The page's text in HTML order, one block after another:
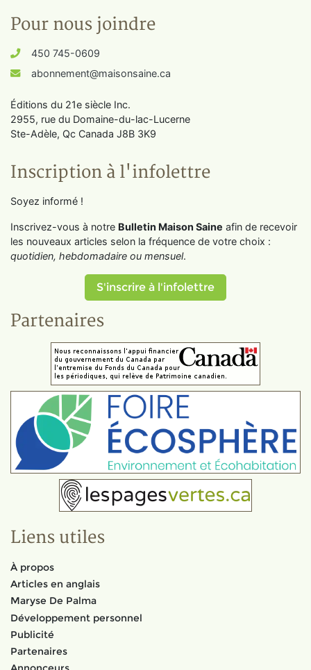
Pour nous joindre
450 745-0609
abonnement@maisonsaine.ca
Éditions du 21e siècle Inc.
2955, rue du Domaine-du-lac-Lucerne
Ste-Adèle, Qc Canada J8B 3K9
Inscription à l'infolettre
Soyez informé !
Inscrivez-vous à notre Bulletin Maison Saine afin de recevoir
les nouveaux articles selon la fréquence de votre choix :
quotidien, hebdomadaire ou mensuel.
S'inscrire à l'infolettre
Partenaires
Liens utiles
À propos
Articles en anglais
Maryse De Palma
Développement personnel
Publicité
Partenaires